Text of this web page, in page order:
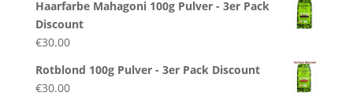
Haarfarbe Mahagoni 100g Pulver - 3er Pack
Discount
€30.00
Rotblond 100g Pulver - 3er Pack Discount
€30.00